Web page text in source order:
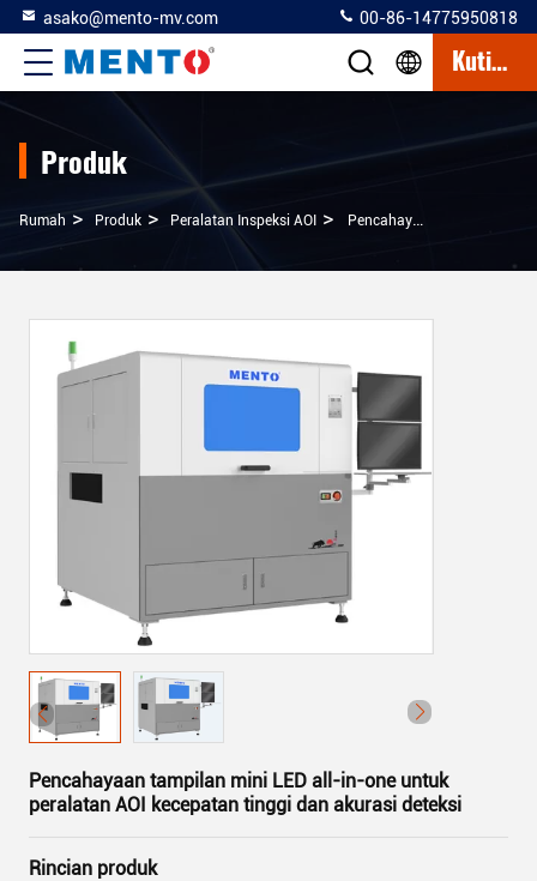
asako@mento-mv.com 00-86-14775950818
Kutipan
Produk
Rumah > Produk > Peralatan Inspeksi AOI > Pencahayaan Tampilan Mini LED All-In-One Untuk Peralatan AOI Kecepatan Tinggi Dan Akurasi Deteksi
Pencahayaan tampilan mini LED all-in-one untuk
peralatan AOI kecepatan tinggi dan akurasi deteksi
Rincian produk